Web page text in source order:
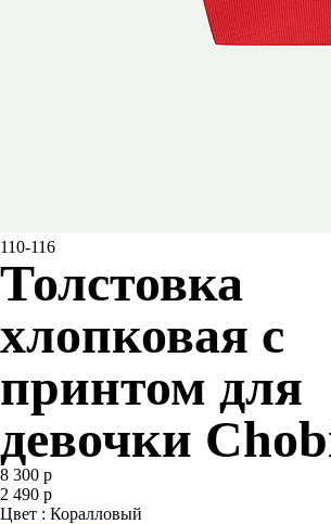
110-116
Толстовка
хлопковая с
принтом для
девочки
8 300 р
2 490 р
Цвет : Коралловый